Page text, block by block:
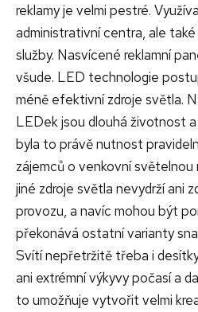
reklamy je velmi pestré.
administrativní centra, ale
služby. Nasvícené reklamní
všude. LED technologie
méně efektivní zdroje světla.
LEDek jsou dlouhá životnost
byla to právě nutnost
zájemců o venkovní světelnou
jiné zdroje světla nevydrží ani
provozu, a navíc mohou být
překonává ostatní varianty
Svítí nepřetržitě třeba i
ani extrémní výkyvy počasí a
to umožňuje vytvořit velmi